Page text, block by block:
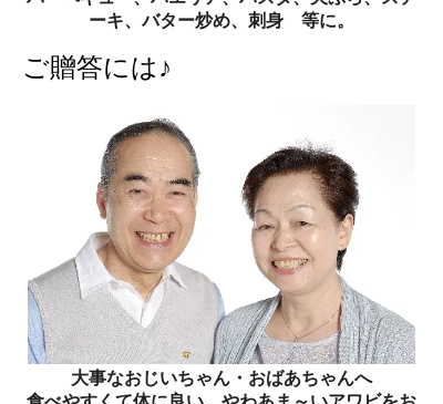
ーキ、バター炒め、刺身 等に。
ご贈答には♪
大事なおじいちゃん・おばあちゃんへ